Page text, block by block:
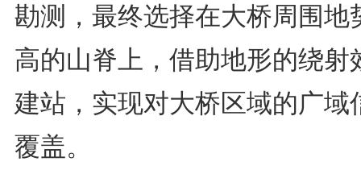
勘测，最终选择在大桥周围地
高的山脊上，借助地形的绕射
建站，实现对大桥区域的广域
覆盖。